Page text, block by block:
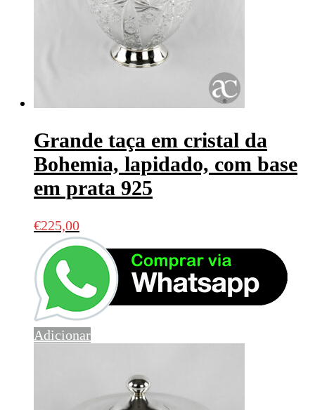
Grande taça em cristal da
Bohemia, lapidado, com base
em prata 925
€225,00
Adicionar